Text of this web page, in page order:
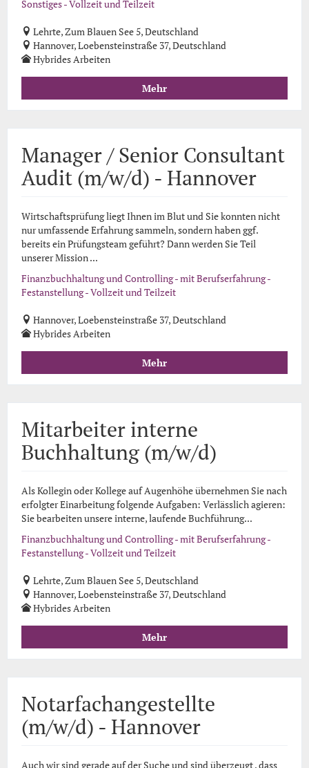
Sonstiges - Vollzeit und Teilzeit
Lehrte, Zum Blauen See 5, Deutschland
Hannover, Loebensteinstraße 37, Deutschland
Hybrides Arbeiten
Mehr
Manager / Senior Consultant
Audit (m/w/d) - Hannover
Wirtschaftsprüfung liegt Ihnen im Blut und Sie konnten nicht
nur umfassende Erfahrung sammeln, sondern haben ggf.
bereits ein Prüfungsteam geführt? Dann werden Sie Teil
unserer Mission ...
Finanzbuchhaltung und Controlling - mit Berufserfahrung -
Festanstellung - Vollzeit und Teilzeit
Hannover, Loebensteinstraße 37, Deutschland
Hybrides Arbeiten
Mehr
Mitarbeiter interne
Buchhaltung (m/w/d)
Als Kollegin oder Kollege auf Augenhöhe übernehmen Sie nach
erfolgter Einarbeitung folgende Aufgaben: Verlässlich agieren:
Sie bearbeiten unsere interne, laufende Buchführung...
Finanzbuchhaltung und Controlling - mit Berufserfahrung -
Festanstellung - Vollzeit und Teilzeit
Lehrte, Zum Blauen See 5, Deutschland
Hannover, Loebensteinstraße 37, Deutschland
Hybrides Arbeiten
Mehr
Notarfachangestellte
(m/w/d) - Hannover
Auch wir sind gerade auf der Suche und sind überzeugt , dass